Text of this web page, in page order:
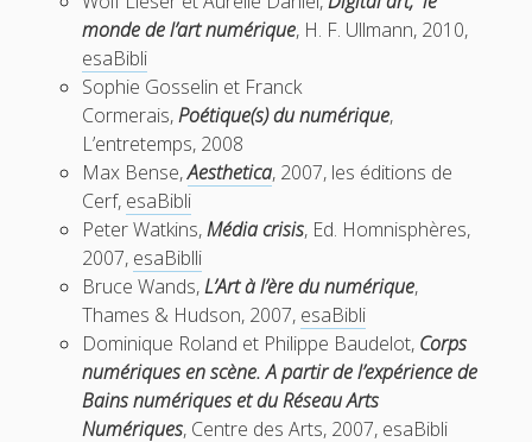
monde de l’art numérique, H. F. Ullmann, 2010,
esaBibli
Sophie Gosselin et Franck
Cormerais,Poétique(s) du numérique,
L’entretemps, 2008
Max Bense,Aesthetica, 2007, les éditions de
Cerf, esaBibli
Peter Watkins,Média crisis, Ed. Homnisphères,
2007, esaBiblli
Bruce Wands,L’Art à l’ère du numérique,
Thames & Hudson, 2007, esaBibli
Dominique Roland et Philippe Baudelot, Corps
numériques en scène. A partir de l’expérience de
Bains numériques et du Réseau Arts
Numériques, Centre des Arts, 2007, esaBibli